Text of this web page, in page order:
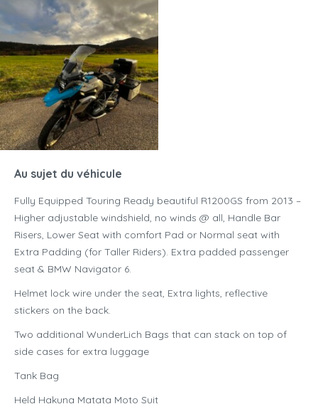
Au sujet du véhicule
Fully Equipped Touring Ready beautiful R1200GS from 2013 –
Higher adjustable windshield, no winds @ all, Handle Bar
Risers, Lower Seat with comfort Pad or Normal seat with
Extra Padding (for Taller Riders). Extra padded passenger
seat & BMW Navigator 6.
Helmet lock wire under the seat, Extra lights, reflective
stickers on the back.
Two additional WunderLich Bags that can stack on top of
side cases for extra luggage
Tank Bag
Held Hakuna Matata Moto Suit